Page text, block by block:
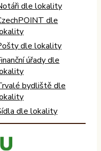
dle lokality
dle
dle lokality
úřady dle
bydliště dle
dle lokality